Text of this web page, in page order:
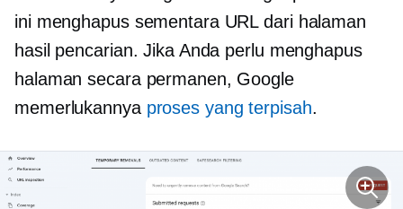
ini menghapus sementara URL dari halaman
hasil pencarian. Jika Anda perlu menghapus
halaman secara permanen, Google
memerlukannya proses yang terpisah.